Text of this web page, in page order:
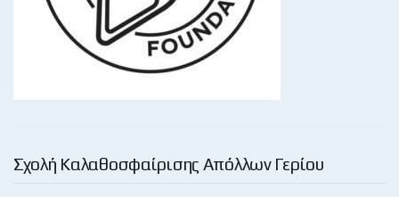
Σχολή Καλαθοσφαίρισης Απόλλων Γερίου